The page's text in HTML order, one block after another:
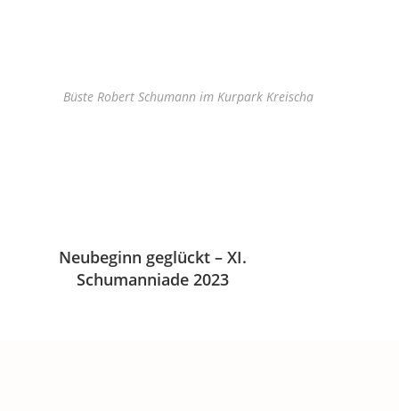
Büste Robert Schumann im Kurpark Kreischa
Neubeginn geglückt – XI.
Schumanniade 2023